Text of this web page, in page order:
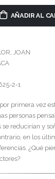
AÑADIR AL
JOAN
2-1
primera vez
personas
se reducirían y
en los
¿Qué